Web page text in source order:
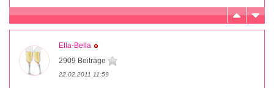
Ella-Bella
2909 Beiträge
22.02.2011 11:59